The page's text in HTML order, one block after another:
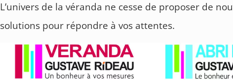
L’univers de la véranda ne cesse de proposer de
solutions pour répondre à vos attentes.